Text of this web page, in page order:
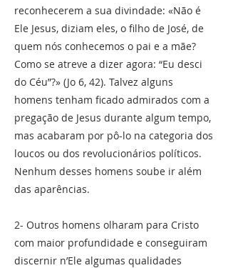
reconhecerem a sua divindade: «Não é
Ele Jesus, diziam eles, o filho de José, de
quem nós conhecemos o pai e a mãe?
Como se atreve a dizer agora: “Eu desci
do Céu”?» (Jo 6, 42). Talvez alguns
homens tenham ficado admirados com a
pregação de Jesus durante algum tempo,
mas acabaram por pô-lo na categoria dos
loucos ou dos revolucionários políticos.
Nenhum desses homens soube ir além
das aparências.
2- Outros homens olharam para Cristo
com maior profundidade e conseguiram
discernir n’Ele algumas qualidades